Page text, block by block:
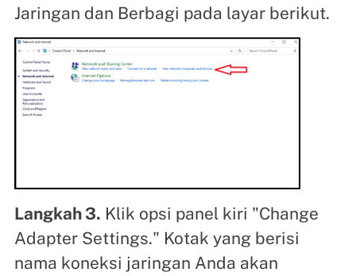
Jaringan dan Berbagi pada layar berikut.
Langkah 3. Klik opsi panel kiri "Change
Adapter Settings." Kotak yang berisi
nama koneksi jaringan Anda akan